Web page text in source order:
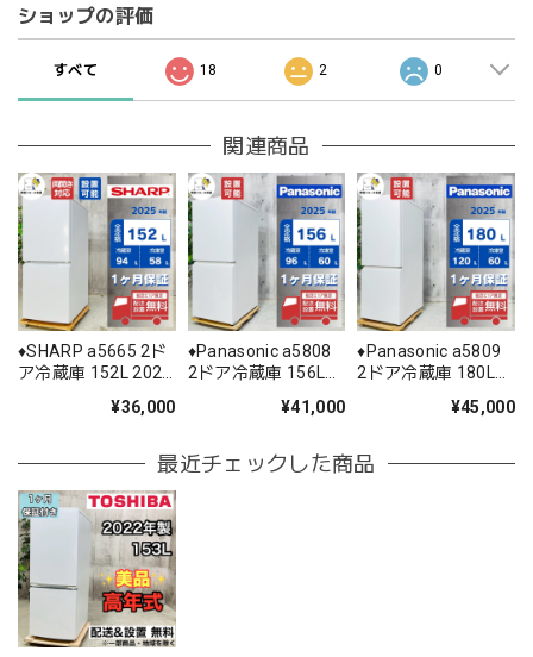
ショップの評価
すべて 18 2 0
関連商品
♦️SHARP a5665 2ド
ア冷蔵庫 152L 2025
¥36,000
♦️Panasonic a5808
2ドア冷蔵庫 156L
¥41,000
♦️Panasonic a5809
2ドア冷蔵庫 180L
¥45,000
最近チェックした商品